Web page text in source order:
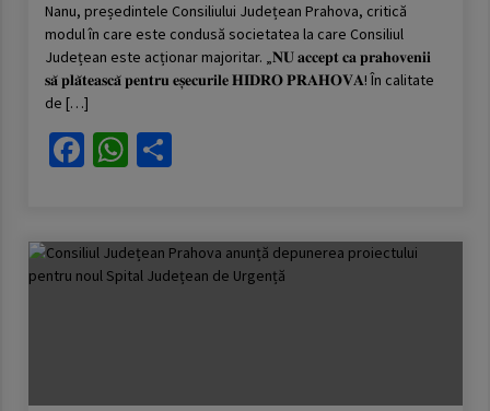
Nanu, președintele Consiliului Județean Prahova, critică
modul în care este condusă societatea la care Consiliul
Județean este acționar majoritar. „𝐍𝐔 𝐚𝐜𝐜𝐞𝐩𝐭 𝐜𝐚 𝐩𝐫𝐚𝐡𝐨𝐯𝐞𝐧𝐢𝐢
𝐬𝐚̆ 𝐩𝐥𝐚̆𝐭𝐞𝐚𝐬𝐜𝐚̆ 𝐩𝐞𝐧𝐭𝐫𝐮 𝐞𝐬̦𝐞𝐜𝐮𝐫𝐢𝐥𝐞 𝐇𝐈𝐃𝐑𝐎 𝐏𝐑𝐀𝐇𝐎𝐕𝐀! În calitate
de […]
Facebook
WhatsApp
Partajează